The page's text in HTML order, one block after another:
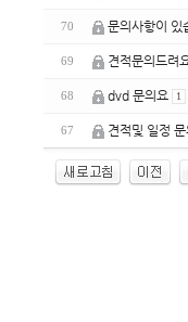
70 문의사항이 있
69 견적문의드려
68 dvd 문의요 1
67 견적및 일정